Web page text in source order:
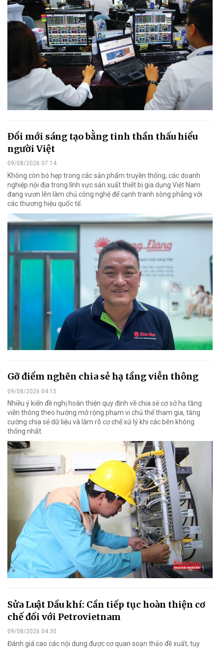
Đổi mới sáng tạo bằng tinh thần thấu hiểu
người Việt
09/08/2026 07:14
Không còn bó hẹp trong các sản phẩm truyền thống, các doanh
nghiệp nội địa trong lĩnh vực sản xuất thiết bị gia dụng Việt Nam
đang vươn lên làm chủ công nghệ để cạnh tranh sòng phẳng với
các thương hiệu quốc tế.
Gỡ điểm nghẽn chia sẻ hạ tầng viễn thông
09/08/2026 04:15
Nhiều ý kiến đề nghị hoàn thiện quy định về chia sẻ cơ sở hạ tầng
viễn thông theo hướng mở rộng phạm vi chủ thể tham gia, tăng
cường chia sẻ dữ liệu và làm rõ cơ chế xử lý khi các bên không
thống nhất.
Sửa Luật Dầu khí: Cần tiếp tục hoàn thiện cơ
chế đối với Petrovietnam
09/08/2026 04:30
Đánh giá cao các nội dung được cơ quan soạn thảo đề xuất, tuy